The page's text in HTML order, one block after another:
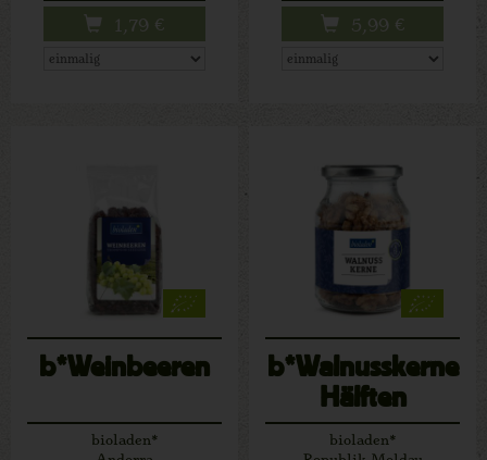
1,79 € 5,99 €
b*Weinbeeren
bioladen*
b*Walnusskerne
Hälften
bioladen*